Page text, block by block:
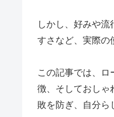
しかし、好みや
すさなど、実際の
この記事では、
徴、そしておしゃ
敗を防ぎ、自分ら